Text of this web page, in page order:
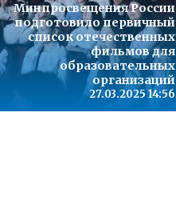
Минпросвещения России
подготовило первичный
список отечественных
фильмов для
образовательных
организаций
27.03.2025 14:56